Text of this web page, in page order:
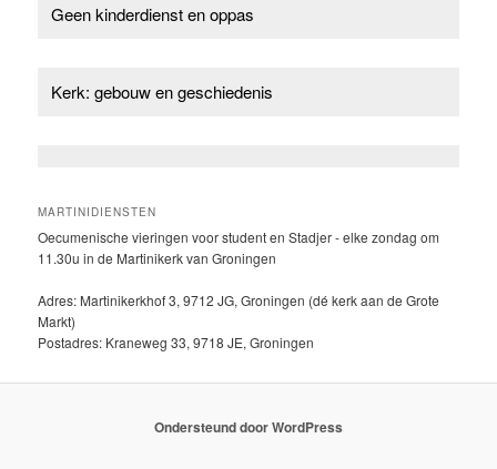
Geen kinderdienst en oppas
Kerk: gebouw en geschiedenis
MARTINIDIENSTEN
Oecumenische vieringen voor student en Stadjer - elke zondag om
11.30u in de Martinikerk van Groningen
Adres: Martinikerkhof 3, 9712 JG, Groningen (dé kerk aan de Grote
Markt)
Postadres: Kraneweg 33, 9718 JE, Groningen
Ondersteund door WordPress